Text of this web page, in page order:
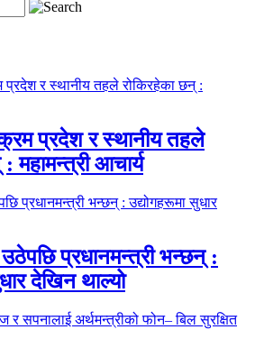
प्रदेश र स्थानीय तहले
महामन्त्री आचार्य
प्रधानमन्त्री भन्छन् :
देखिन थाल्यो